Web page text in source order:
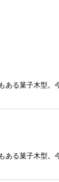
る菓子木型
る菓子木型